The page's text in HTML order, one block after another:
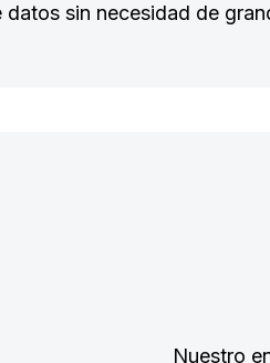
datos sin necesidad de
Nuestro